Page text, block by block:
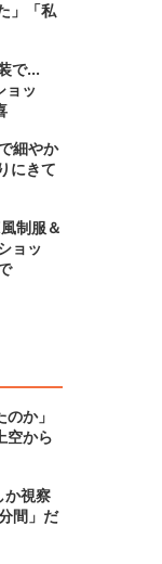
」「私
で...
ョッ
細やか
にきて
制服＆
ョッ
か」
空から
か視察
間」だ